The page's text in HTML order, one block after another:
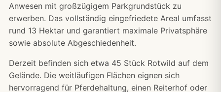
Anwesen mit großzügigem Parkgrundstück zu
erwerben. Das vollständig eingefriedete Areal umfasst
rund 13 Hektar und garantiert maximale Privatsphäre
sowie absolute Abgeschiedenheit.
Derzeit befinden sich etwa 45 Stück Rotwild auf dem
Gelände. Die weitläufigen Flächen eignen sich
hervorragend für Pferdehaltung, einen Reiterhof oder